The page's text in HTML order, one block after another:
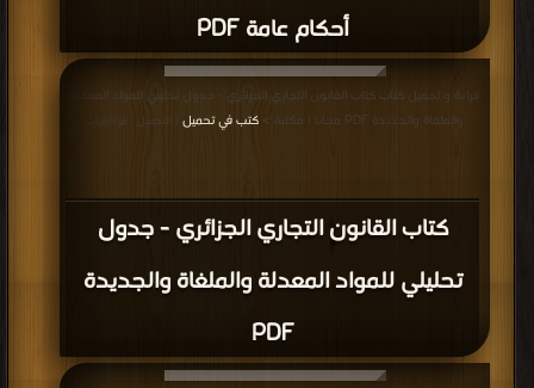
أحكام عامة PDF
كتاب القانون التجاري الجزائري - جدول
تحليلي للمواد المعدلة والملغاة والجديدة
PDF
قراءة و تحميل كتاب كتاب القانون التجاري الجزائري - جدول تحليلي للمواد المعدلة
والملغاة والجديدة PDF مجانا | مكتبة >
كتب في تحميل | التحميل : مرة/مرات